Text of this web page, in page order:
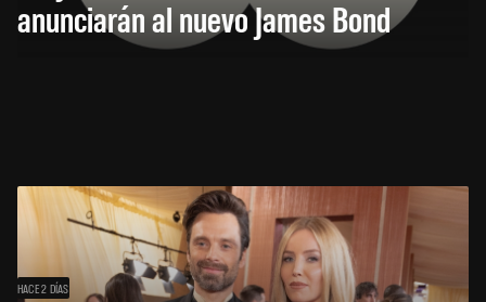
anunciarán al nuevo James Bond
HACE 2 DÍAS